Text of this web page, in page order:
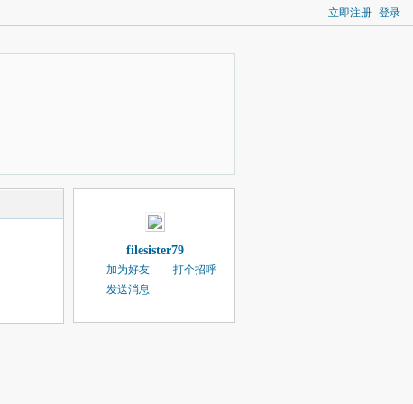
立即注册 登录
filesister79
加为好友
打个招呼
发送消息